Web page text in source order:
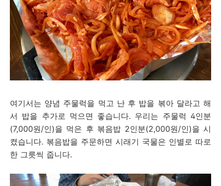
여기서는 양념 주물럭을 먹고 난 후 밥을 볶아 달라고 해
서 밥을 추가로 먹으면 좋습니다. 우리는 주물럭 4인분
(7,000원/인)을 먹은 후 볶음밥 2인분(2,000원/인)을 시
켰습니다. 볶음밥을 주문하면 시래기 국물은 인별로 따로
한 그릇씩 줍니다.